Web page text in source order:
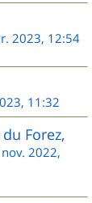
2023, 12:54
11:32
Forez,
2022,